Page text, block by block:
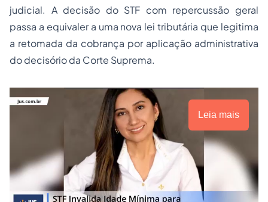
judicial. A decisão do STF com repercussão geral
passa a equivaler a uma nova lei tributária que legitima
a retomada da cobrança por aplicação administrativa
do decisório da Corte Suprema.
Leia mais